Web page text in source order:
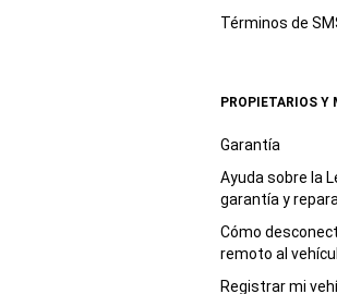
Términos de
PROPIETARIOS Y
Garantía
Ayuda sobre la
garantía y
Cómo
remoto al
Registrar mi